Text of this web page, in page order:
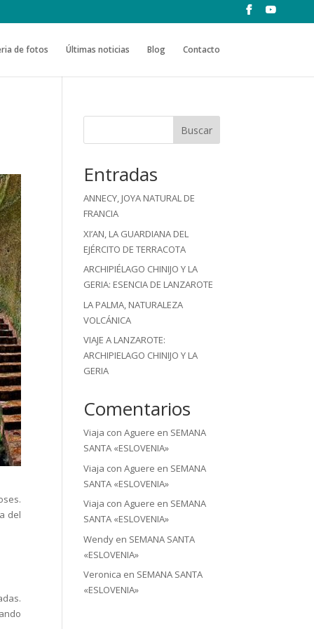
de fotos Últimas noticias Blog Contacto
del
Buscar
Entradas
ANNECY, JOYA NATURAL DE
FRANCIA
XI’AN, LA GUARDIANA DEL
EJÉRCITO DE TERRACOTA
ARCHIPIÉLAGO CHINIJO Y LA
GERIA: ESENCIA DE LANZAROTE
LA PALMA, NATURALEZA
VOLCÁNICA
VIAJE A LANZAROTE:
ARCHIPIELAGO CHINIJO Y LA
GERIA
Comentarios
Viaja con Aguere en SEMANA
SANTA «ESLOVENIA»
Viaja con Aguere en SEMANA
SANTA «ESLOVENIA»
Viaja con Aguere en SEMANA
SANTA «ESLOVENIA»
Wendy en SEMANA SANTA
«ESLOVENIA»
Veronica en SEMANA SANTA
«ESLOVENIA»